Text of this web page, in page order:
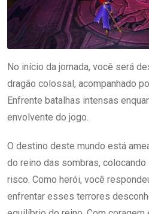
No início da jornada, você será
dragão colossal, acompanhado
Enfrente batalhas intensas
envolvente do jogo.
O destino deste mundo está
do reino das sombras,
risco. Como herói, você
enfrentar esses terrores